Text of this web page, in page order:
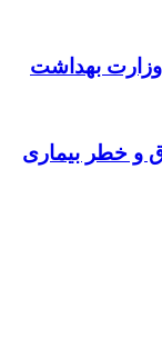
و خطر بیماری